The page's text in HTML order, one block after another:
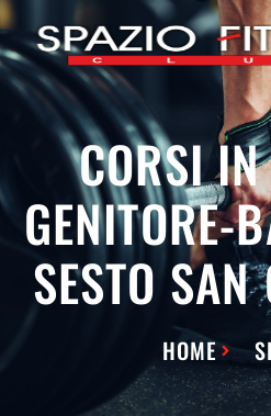
CORSI
GENITORE-
SESTO
HOME